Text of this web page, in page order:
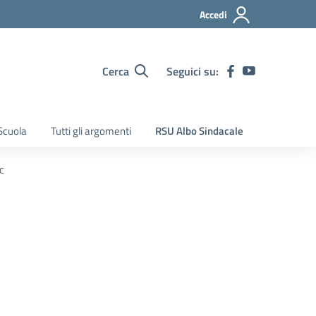
Accedi
Cerca Seguici su:
Tutti gli argomenti RSU Albo Sindacale